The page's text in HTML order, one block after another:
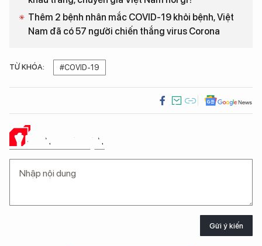
Thêm 2 bệnh nhân mắc COVID-19 khỏi bệnh, Việt
Nam đã có 57 người chiến thắng virus Corona
TỪ KHÓA: #COVID-19
Ý KIẾN CỦA BẠN
Gửi ý kiến